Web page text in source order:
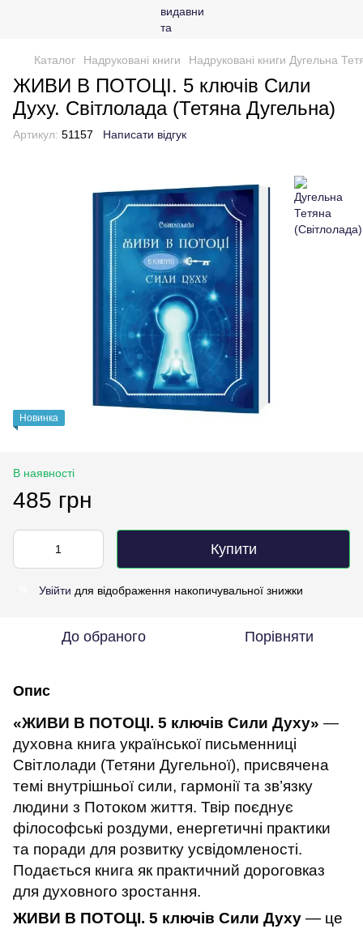
Каталог Надруковані книги Надруковані книги Дугельна
ЖИВИ В ПОТОЦІ. 5 ключів Сили
Духу. Світлолада (Тетяна Дугельна)
Артикул: 51157 Написати відгук
Новинка
В наявності
485 грн
Купити
Увійти для відображення накопичувальної знижки
До обраного Порівняти
Опис
«ЖИВИ В ПОТОЦІ. 5 ключів Сили Духу» —
духовна книга української письменниці
Світлолади (Тетяни Дугельної), присвячена
темі внутрішньої сили, гармонії та зв’язку
людини з Потоком життя. Твір поєднує
філософські роздуми, енергетичні практики
та поради для розвитку усвідомленості.
Подається книга як практичний дороговказ
для духовного зростання.
ЖИВИ В ПОТОЦІ. 5 ключів Сили Духу — це